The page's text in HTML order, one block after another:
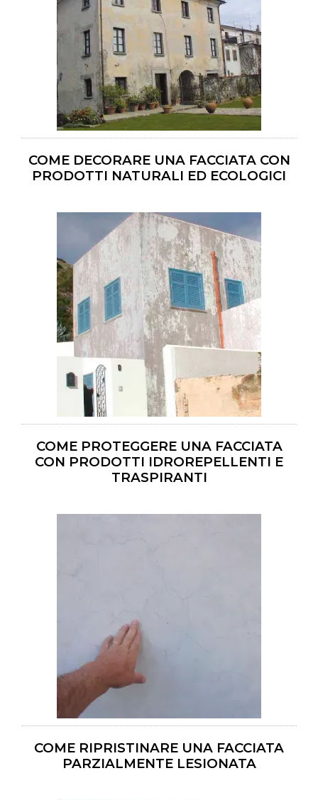
COME DECORARE UNA FACCIATA CON
PRODOTTI NATURALI ED ECOLOGICI
COME PROTEGGERE UNA FACCIATA
CON PRODOTTI IDROREPELLENTI E
TRASPIRANTI
COME RIPRISTINARE UNA FACCIATA
PARZIALMENTE LESIONATA